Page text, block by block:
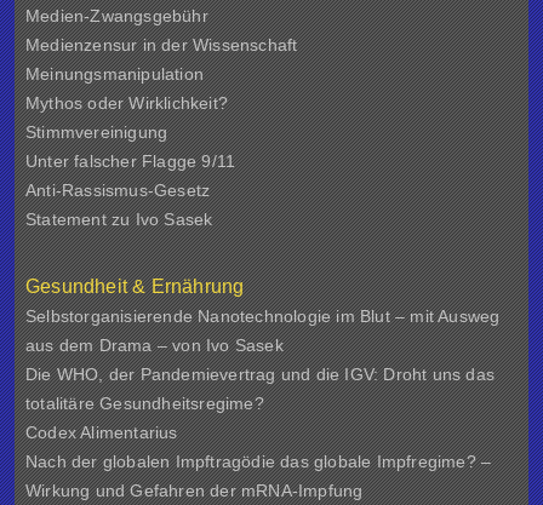
Medien-Zwangsgebühr
Medienzensur in der Wissenschaft
Meinungsmanipulation
Mythos oder Wirklichkeit?
Stimmvereinigung
Unter falscher Flagge 9/11
Anti-Rassismus-Gesetz
Statement zu Ivo Sasek
Gesundheit & Ernährung
Selbstorganisierende Nanotechnologie im Blut – mit Ausweg
aus dem Drama – von Ivo Sasek
Die WHO, der Pandemievertrag und die IGV: Droht uns das
totalitäre Gesundheitsregime?
Codex Alimentarius
Nach der globalen Impftragödie das globale Impfregime? –
Wirkung und Gefahren der mRNA-Impfung